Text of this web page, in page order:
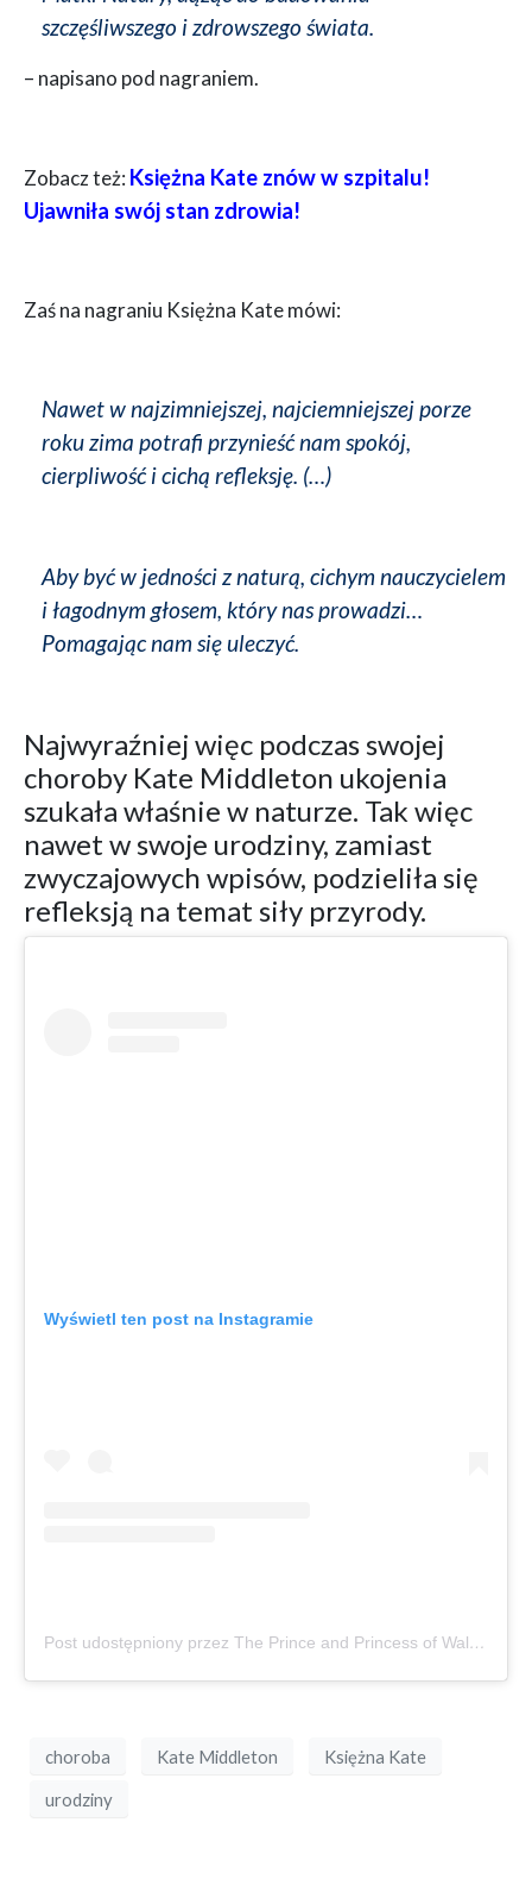
szczęśliwszego i zdrowszego świata.
– napisano pod nagraniem.
Zobacz też: Księżna Kate znów w szpitalu!
Ujawniła swój stan zdrowia!
Zaś na nagraniu Księżna Kate mówi:
Nawet w najzimniejszej, najciemniejszej porze
roku zima potrafi przynieść nam spokój,
cierpliwość i cichą refleksję. (…)
Aby być w jedności z naturą, cichym nauczycielem
i łagodnym głosem, który nas prowadzi…
Pomagając nam się uleczyć.
Najwyraźniej więc podczas swojej
choroby Kate Middleton ukojenia
szukała właśnie w naturze. Tak więc
nawet w swoje urodziny, zamiast
zwyczajowych wpisów, podzieliła się
refleksją na temat siły przyrody.
Wyświetl ten post na Instagramie
Post udostępniony przez The Prince and Princess of Wales (@princeandprincessofwales)
choroba Kate Middleton Księżna Kate
urodziny